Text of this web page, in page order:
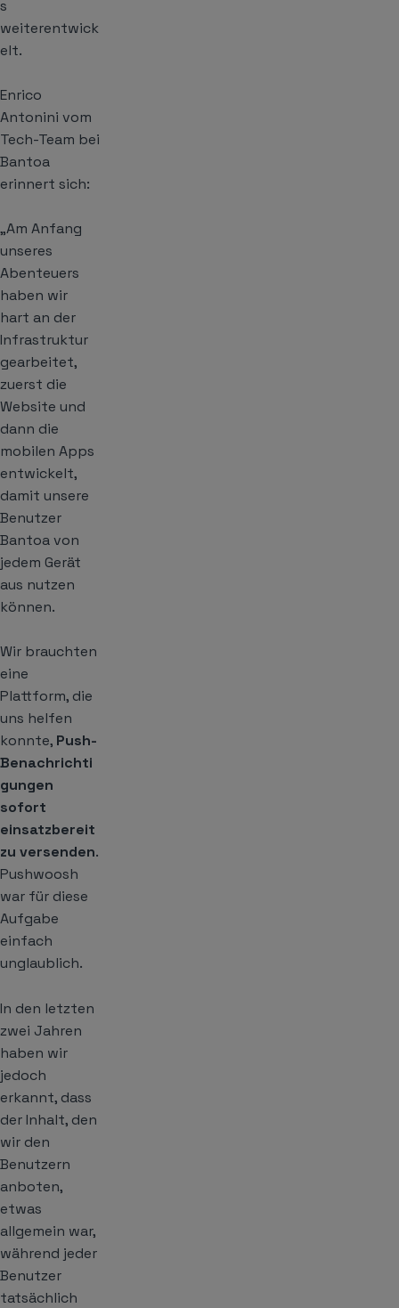
s
weiterentwick
elt.
Enrico
Antonini vom
Tech-Team bei
Bantoa
erinnert sich:
„Am Anfang
unseres
Abenteuers
haben wir
hart an der
Infrastruktur
gearbeitet,
zuerst die
Website und
dann die
mobilen Apps
entwickelt,
damit unsere
Benutzer
Bantoa von
jedem Gerät
aus nutzen
können.
Wir brauchten
eine
Plattform, die
uns helfen
konnte, Push-
Benachrichti
gungen
sofort
einsatzbereit
zu versenden.
Pushwoosh
war für diese
Aufgabe
einfach
unglaublich.
In den letzten
zwei Jahren
haben wir
jedoch
erkannt, dass
der Inhalt, den
wir den
Benutzern
anboten,
etwas
allgemein war,
während jeder
Benutzer
tatsächlich